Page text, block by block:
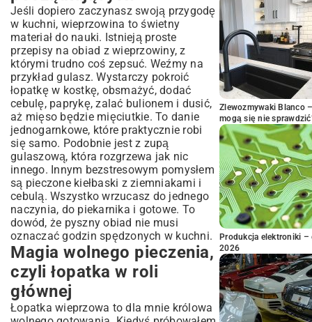
Jeśli dopiero zaczynasz swoją przygodę
w kuchni, wieprzowina to świetny
materiał do nauki. Istnieją proste
przepisy na obiad z wieprzowiny, z
którymi trudno coś zepsuć. Weźmy na
przykład gulasz. Wystarczy pokroić
łopatkę w kostkę, obsmażyć, dodać
cebulę, paprykę, zalać bulionem i dusić,
aż mięso będzie mięciutkie. To danie
jednogarnkowe, które praktycznie robi
się samo. Podobnie jest z zupą
gulaszową, która rozgrzewa jak nic
innego. Innym bezstresowym pomysłem
są pieczone kiełbaski z ziemniakami i
cebulą. Wszystko wrzucasz do jednego
naczynia, do piekarnika i gotowe. To
dowód, że pyszny obiad nie musi
oznaczać godzin spędzonych w kuchni.
Magia wolnego pieczenia,
czyli łopatka w roli
głównej
Łopatka wieprzowa to dla mnie królowa
Zlewozmywaki Blanco
mogą się nie
Produkcja elektroniki –
2026